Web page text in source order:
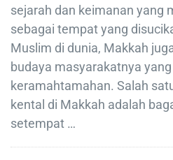
sejarah dan keimanan yang
sebagai tempat yang
Muslim di dunia, Makkah
budaya masyarakatnya
keramahtamahan. Salah
kental di Makkah adalah
setempat …